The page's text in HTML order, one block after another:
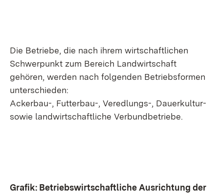
Die Betriebe, die nach ihrem wirtschaftlichen
Schwerpunkt zum Bereich Landwirtschaft
gehören, werden nach folgenden Betriebsformen
unterschieden:
Ackerbau-, Futterbau-, Veredlungs-, Dauerkultur-
sowie landwirtschaftliche Verbundbetriebe.
Grafik: Betriebswirtschaftliche Ausrichtung der